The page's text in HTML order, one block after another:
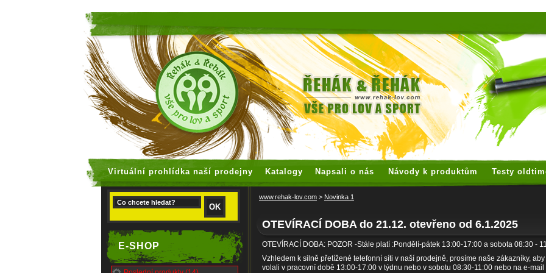
Virtuální prohlídka naší prodejny Katalogy Napsali o nás Návody k produktům Testy
E-SHOP
www.rehak-lov.com > Novinka 1
OTEVÍRACÍ DOBA do 21.12. otevřeno od 6.1.2025
OTEVÍRACÍ DOBA: POZOR -Stále platí :Pondělí-pátek 13:00-17:00 a sobota 08:30 -
Vzhledem k silně přetížené telefonní síti v naší prodejně, prosíme naše zákazníky,
volali v pracovní době 13:00-17:00 v týdnu nebo v sobotu 08:30-11:00 nebo na e-mail